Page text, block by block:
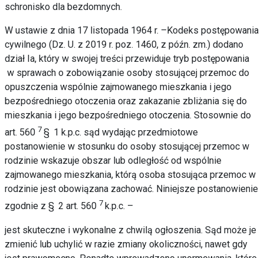
schronisko dla bezdomnych.
W ustawie z dnia 17 listopada 1964 r. –Kodeks postępowania
cywilnego (Dz. U. z 2019 r. poz. 1460, z późn. zm.) dodano
dział Ia, który w swojej treści przewiduje tryb postępowania
w sprawach o zobowiązanie osoby stosującej przemoc do
opuszczenia wspólnie zajmowanego mieszkania i jego
bezpośredniego otoczenia oraz zakazanie zbliżania się do
mieszkania i jego bezpośredniego otoczenia. Stosownie do
art. 560 7 § 1 k.p.c. sąd wydając przedmiotowe
postanowienie w stosunku do osoby stosującej przemoc w
rodzinie wskazuje obszar lub odległość od wspólnie
zajmowanego mieszkania, którą osoba stosująca przemoc w
rodzinie jest obowiązana zachować. Niniejsze postanowienie
zgodnie z § 2 art. 560 7 k.p.c. –
jest skuteczne i wykonalne z chwilą ogłoszenia. Sąd może je
zmienić lub uchylić w razie zmiany okoliczności, nawet gdy